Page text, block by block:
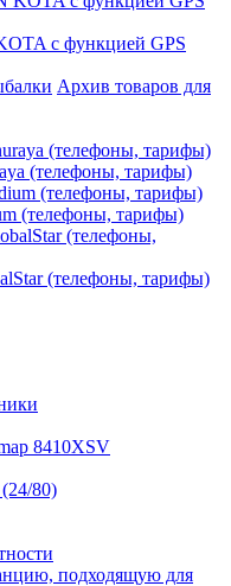
с функцией GPS
Архив товаров для
(телефоны, тарифы)
(телефоны, тарифы)
(телефоны, тарифы)
8410XSV
80)
подходящую для